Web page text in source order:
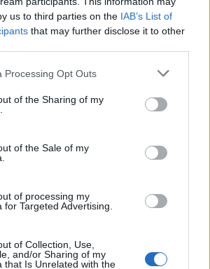
us to third parties on the IAB’s List of
that may further disclose it to other
Processing Opt Outs
of the Sharing of my
of the Sale of my
of processing my
for Targeted Advertising.
of Collection, Use,
and/or Sharing of my
that Is Unrelated with the
transfer van Marc-André ter Stegen
tegen
van Daley Blind past in een groter
van Míchel genuanceerd: ‘Ajax-
dat echt wel’
dagen bij Ajax: Blind coacht,
standje en Ceballos wordt gebeld
Newcastle na gemiste
bij Ajax
Ajax de speler naast Míchel worden